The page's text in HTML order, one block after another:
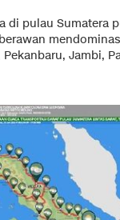
di pulau Sumatera
Jambi,